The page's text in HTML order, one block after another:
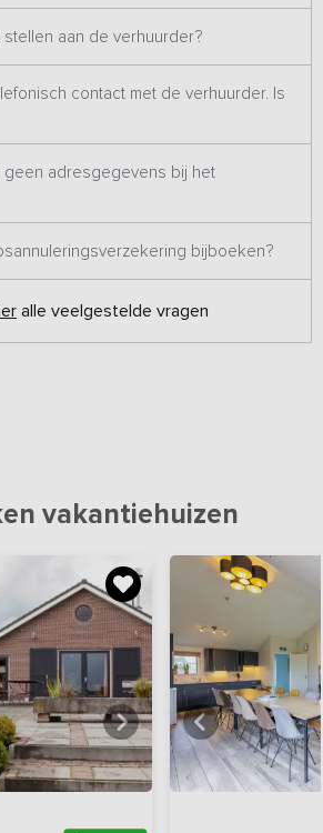
aan de verhuurder?
contact met de verhuurder. Is
geen adresgegevens bij het
bijboeken?
alle veelgestelde vragen
vakantiehuizen
alle foto's Bekijk